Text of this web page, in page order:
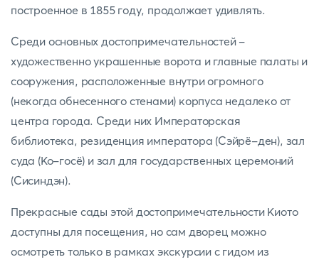
построенное в 1855 году, продолжает удивлять.
Среди основных достопримечательностей -
художественно украшенные ворота и главные палаты и
сооружения, расположенные внутри огромного
(некогда обнесенного стенами) корпуса недалеко от
центра города. Среди них Императорская
библиотека, резиденция императора (Сэйрё-ден), зал
суда (Ко-госё) и зал для государственных церемоний
(Сисиндэн).
Прекрасные сады этой достопримечательности Киото
доступны для посещения, но сам дворец можно
осмотреть только в рамках экскурсии с гидом из